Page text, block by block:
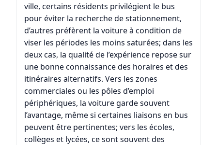
ville, certains résidents privilégient le bus
pour éviter la recherche de stationnement,
d’autres préfèrent la voiture à condition de
viser les périodes les moins saturées; dans les
deux cas, la qualité de l’expérience repose sur
une bonne connaissance des horaires et des
itinéraires alternatifs. Vers les zones
commerciales ou les pôles d’emploi
périphériques, la voiture garde souvent
l’avantage, même si certaines liaisons en bus
peuvent être pertinentes; vers les écoles,
collèges et lycées, ce sont souvent des